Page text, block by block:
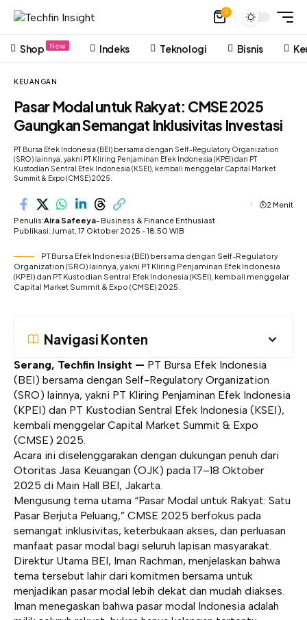
0
Shop New Indeks Teknologi Bisnis
KEUANGAN
Pasar Modal untuk Rakyat: CMSE 2025
Gaungkan Semangat Inklusivitas Investasi
PT Bursa Efek Indonesia (BEI) bersama dengan Self-Regulatory Organization
(SRO) lainnya, yakni PT Kliring Penjaminan Efek Indonesia (KPEI) dan PT
Kustodian Sentral Efek Indonesia (KSEI), kembali menggelar Capital Market
Summit & Expo (CMSE) 2025.
Penulis:Aira Safeeya- Business & Finance Enthusiast
Publikasi: Jumat, 17 Oktober 2025 - 18.50 WIB
2 Menit
PT Bursa Efek Indonesia (BEI) bersama dengan Self-Regulatory
Organization (SRO) lainnya, yakni PT Kliring Penjaminan Efek Indonesia
(KPEI) dan PT Kustodian Sentral Efek Indonesia (KSEI), kembali menggelar
Capital Market Summit & Expo (CMSE) 2025.
Navigasi Konten
Serang, Techfin Insight — PT Bursa Efek Indonesia
(BEI) bersama dengan Self-Regulatory Organization
(SRO) lainnya, yakni PT Kliring Penjaminan Efek Indonesia
(KPEI) dan PT Kustodian Sentral Efek Indonesia (KSEI),
kembali menggelar Capital Market Summit & Expo
(CMSE) 2025.
Acara ini diselenggarakan dengan dukungan penuh dari
Otoritas Jasa Keuangan (OJK) pada 17–18 Oktober
2025 di Main Hall BEI, Jakarta.
Mengusung tema utama “Pasar Modal untuk Rakyat: Satu
Pasar Berjuta Peluang,” CMSE 2025 berfokus pada
semangat inklusivitas, keterbukaan akses, dan perluasan
manfaat pasar modal bagi seluruh lapisan masyarakat.
Direktur Utama BEI, Iman Rachman, menjelaskan bahwa
tema tersebut lahir dari komitmen bersama untuk
menjadikan pasar modal lebih dekat dan mudah diakses.
Iman menegaskan bahwa pasar modal Indonesia adalah